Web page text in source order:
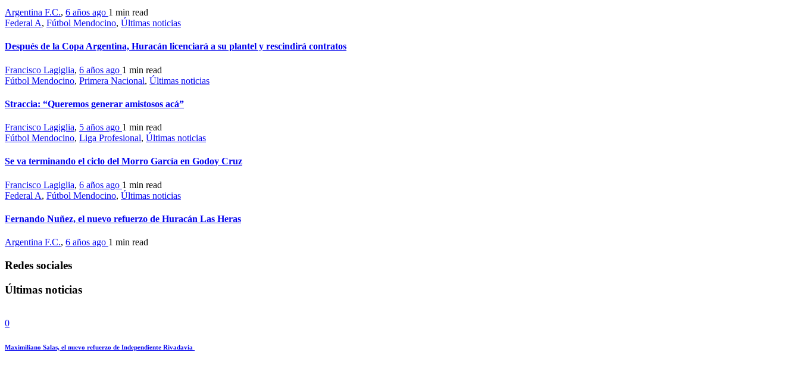
Argentina F.C., 6 años ago 1 min read
Federal A, Fútbol Mendocino, Últimas noticias
Después de la Copa Argentina, Huracán licenciará a su plantel y rescindirá contratos
Francisco Lagiglia, 6 años ago 1 min read
Fútbol Mendocino, Primera Nacional, Últimas noticias
Straccia: “Queremos generar amistosos acá”
Francisco Lagiglia, 5 años ago 1 min read
Fútbol Mendocino, Liga Profesional, Últimas noticias
Se va terminando el ciclo del Morro García en Godoy Cruz
Francisco Lagiglia, 6 años ago 1 min read
Federal A, Fútbol Mendocino, Últimas noticias
Fernando Nuñez, el nuevo refuerzo de Huracán Las Heras
Argentina F.C., 6 años ago 1 min read
Redes sociales
Últimas noticias
0
Maximiliano Salas, el nuevo refuerzo de Independiente Rivadavia